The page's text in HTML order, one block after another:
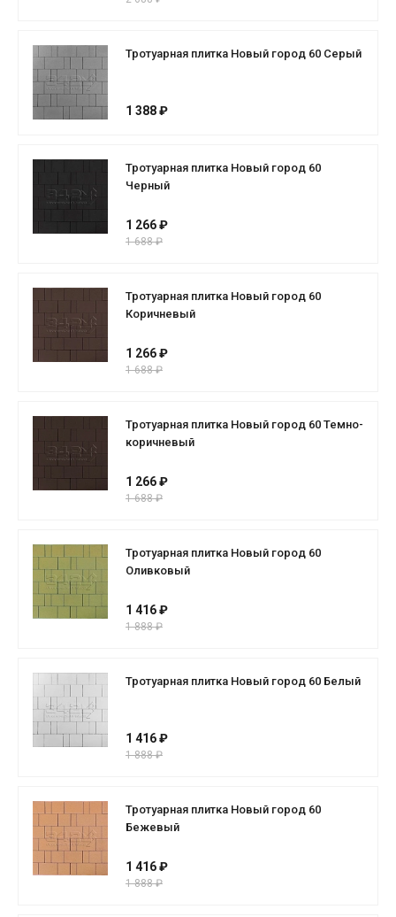
Тротуарная плитка Новый город 60 Серый
1 388 ₽
Тротуарная плитка Новый город 60
Черный
1 266 ₽
1 688 ₽
Тротуарная плитка Новый город 60
Коричневый
1 266 ₽
1 688 ₽
Тротуарная плитка Новый город 60 Темно-
коричневый
1 266 ₽
1 688 ₽
Тротуарная плитка Новый город 60
Оливковый
1 416 ₽
1 888 ₽
Тротуарная плитка Новый город 60 Белый
1 416 ₽
1 888 ₽
Тротуарная плитка Новый город 60
Бежевый
1 416 ₽
1 888 ₽